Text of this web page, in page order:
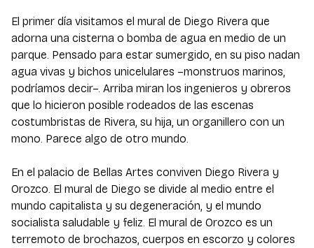
El primer día visitamos el mural de Diego Rivera que
adorna una cisterna o bomba de agua en medio de un
parque. Pensado para estar sumergido, en su piso nadan
agua vivas y bichos unicelulares –monstruos marinos,
podríamos decir–. Arriba miran los ingenieros y obreros
que lo hicieron posible rodeados de las escenas
costumbristas de Rivera, su hija, un organillero con un
mono. Parece algo de otro mundo.
En el palacio de Bellas Artes conviven Diego Rivera y
Orozco. El mural de Diego se divide al medio entre el
mundo capitalista y su degeneración, y el mundo
socialista saludable y feliz. El mural de Orozco es un
terremoto de brochazos, cuerpos en escorzo y colores